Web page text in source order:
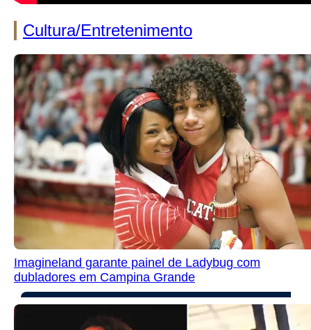
Cultura/Entretenimento
Imagineland garante painel de Ladybug com
dubladores em Campina Grande